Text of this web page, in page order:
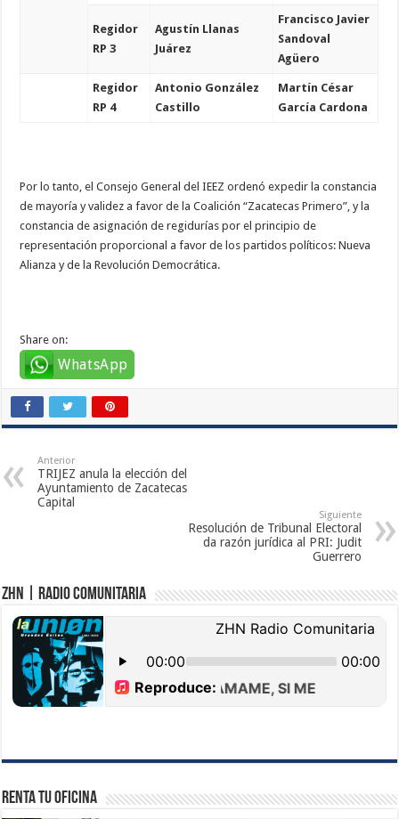
Regidor
RP 3
Agustín Llanas
Juárez
Francisco Javier
Sandoval
Agüero
Regidor
RP 4
Antonio González
Castillo
Martín César
García Cardona
Por lo tanto, el Consejo General del IEEZ ordenó expedir la constancia
de mayoría y validez a favor de la Coalición “Zacatecas Primero”, y la
constancia de asignación de regidurías por el principio de
representación proporcional a favor de los partidos políticos: Nueva
Alianza y de la Revolución Democrática.
Share on:
WhatsApp
Anterior
TRIJEZ anula la elección del
Ayuntamiento de Zacatecas
Capital
Siguiente
Resolución de Tribunal Electoral
da razón jurídica al PRI: Judit
Guerrero
ZHN | Radio Comunitaria
Renta tu Oficina